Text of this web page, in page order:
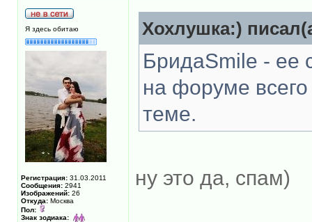
Я здесь обитаю
Регистрация: 31.03.2011
Сообщения: 2941
Изображений: 26
Откуда: Москва
Пол:
Знак зодиака:
Хохлушка:)
БридаSmile - ее
на форуме
теме.
ну это да, спам)